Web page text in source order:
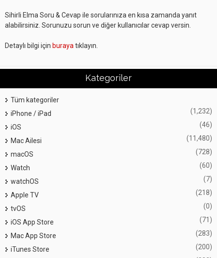
Sihirli Elma Soru & Cevap ile sorularınıza en kısa zamanda yanıt
alabilirsiniz. Sorunuzu sorun ve diğer kullanıcılar cevap versin.
Detaylı bilgi için buraya tıklayın.
Kategoriler
Tüm kategoriler
iPhone / iPad
(1,232)
iOS (46)
Mac Ailesi (11,480)
macOS (728)
Watch (60)
watchOS (7)
Apple TV (218)
tvOS (0)
iOS App Store (71)
Mac App Store (283)
iTunes Store
(200)